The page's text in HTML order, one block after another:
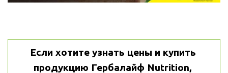
Если хотите узнать цены и купить
продукцию Гербалайф Nutrition,